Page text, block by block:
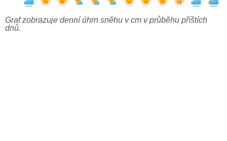
Graf zobrazuje denní úhrn sněhu v cm v průběhu příštích
dnů.